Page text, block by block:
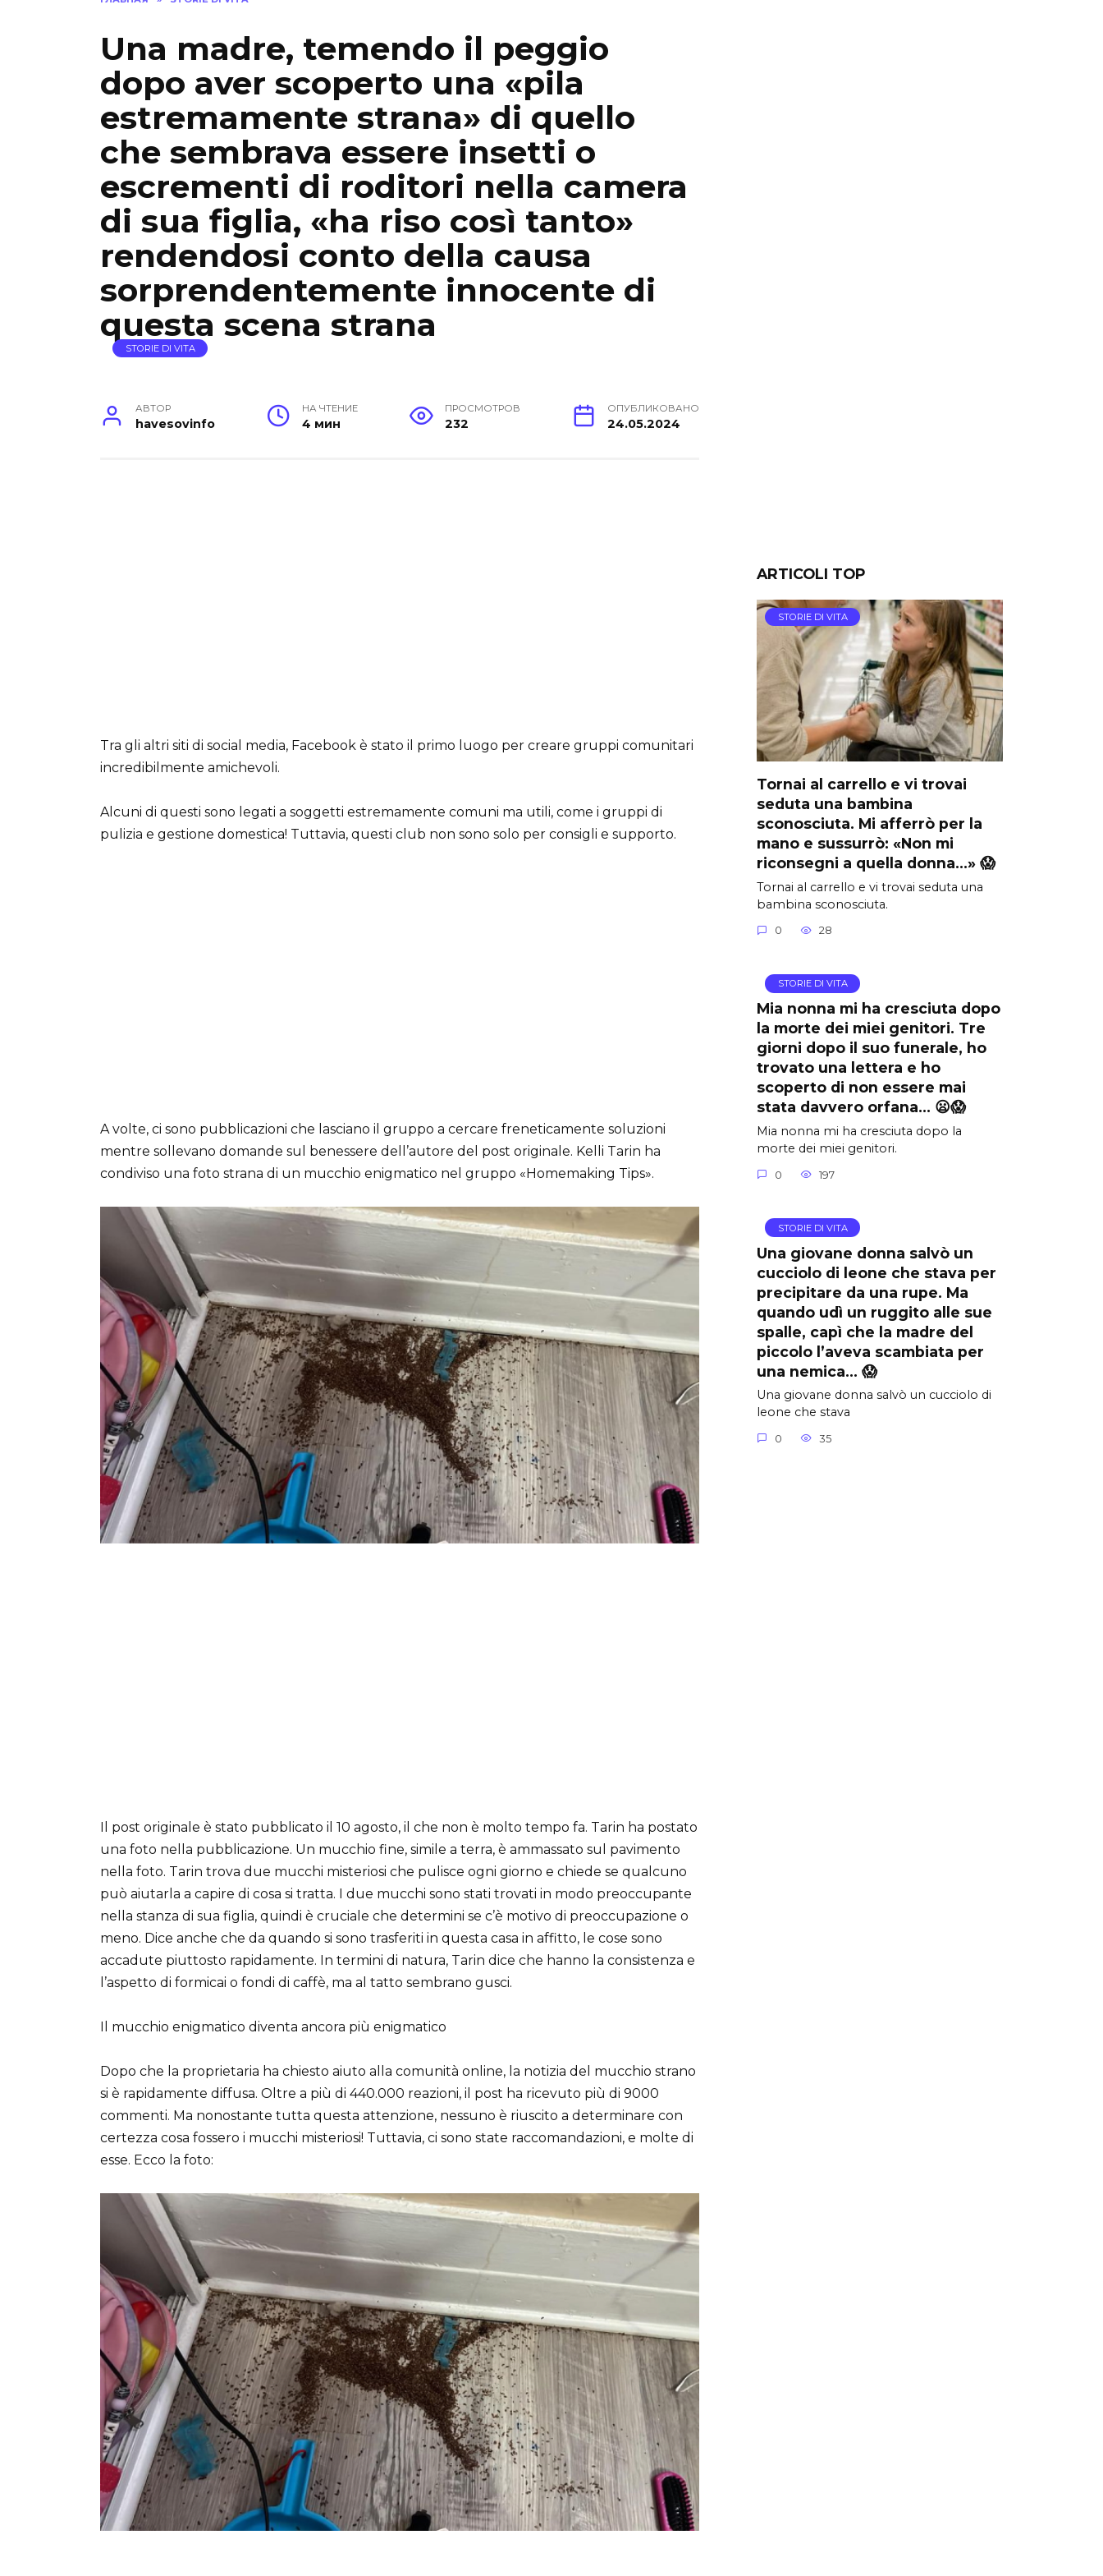
Una madre, temendo il peggio
dopo aver scoperto una «pila
estremamente strana» di quello
che sembrava essere insetti o
escrementi di roditori nella camera
di sua figlia, «ha riso così tanto»
rendendosi conto della causa
sorprendentemente innocente di
questa scena strana
STORIE DI VITA
АВТОР
havesovinfo
НА ЧТЕНИЕ
4 мин
ПРОСМОТРОВ
232
ОПУБЛИКОВАНО
24.05.2024
Tra gli altri siti di social media, Facebook è stato il primo luogo per creare gruppi comunitari
incredibilmente amichevoli.
Alcuni di questi sono legati a soggetti estremamente comuni ma utili, come i gruppi di
pulizia e gestione domestica! Tuttavia, questi club non sono solo per consigli e supporto.
A volte, ci sono pubblicazioni che lasciano il gruppo a cercare freneticamente soluzioni
mentre sollevano domande sul benessere dell’autore del post originale. Kelli Tarin ha
condiviso una foto strana di un mucchio enigmatico nel gruppo «Homemaking Tips».
Il post originale è stato pubblicato il 10 agosto, il che non è molto tempo fa. Tarin ha postato
una foto nella pubblicazione. Un mucchio fine, simile a terra, è ammassato sul pavimento
nella foto. Tarin trova due mucchi misteriosi che pulisce ogni giorno e chiede se qualcuno
può aiutarla a capire di cosa si tratta. I due mucchi sono stati trovati in modo preoccupante
nella stanza di sua figlia, quindi è cruciale che determini se c’è motivo di preoccupazione o
meno. Dice anche che da quando si sono trasferiti in questa casa in affitto, le cose sono
accadute piuttosto rapidamente. In termini di natura, Tarin dice che hanno la consistenza e
l’aspetto di formicai o fondi di caffè, ma al tatto sembrano gusci.
Il mucchio enigmatico diventa ancora più enigmatico
Dopo che la proprietaria ha chiesto aiuto alla comunità online, la notizia del mucchio strano
si è rapidamente diffusa. Oltre a più di 440.000 reazioni, il post ha ricevuto più di 9000
commenti. Ma nonostante tutta questa attenzione, nessuno è riuscito a determinare con
certezza cosa fossero i mucchi misteriosi! Tuttavia, ci sono state raccomandazioni, e molte di
esse. Ecco la foto:
ARTICOLI TOP
STORIE DI VITA
Tornai al carrello e vi trovai
seduta una bambina
sconosciuta. Mi afferrò per la
mano e sussurrò: «Non mi
riconsegni a quella donna…» 😱
Tornai al carrello e vi trovai seduta una
bambina sconosciuta.
0 28
STORIE DI VITA
Mia nonna mi ha cresciuta dopo
la morte dei miei genitori. Tre
giorni dopo il suo funerale, ho
trovato una lettera e ho
scoperto di non essere mai
stata davvero orfana… 😦😱
Mia nonna mi ha cresciuta dopo la
morte dei miei genitori.
0 197
STORIE DI VITA
Una giovane donna salvò un
cucciolo di leone che stava per
precipitare da una rupe. Ma
quando udì un ruggito alle sue
spalle, capì che la madre del
piccolo l’aveva scambiata per
una nemica… 😱
Una giovane donna salvò un cucciolo di
leone che stava
0 35